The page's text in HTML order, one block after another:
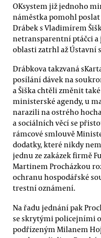
OKsystem již jednoho
náměstka pomohl
Drábek s Vladimírem
netransparentní ptáčci
oblasti zatrhl až Ústavní
Drábkova takzvaná
posílání dávek na
a Šiška chtěli změnit
ministerské agendy, u
narazili na ostrého
a sociálních věcí se
rámcové smlouvě
dodatky, které nikdy
jednu ze zakázek firmě
Martinem Procházkou
ochranu hospodářské
trestní oznámení.
Na řadu jednání pak
se skrytými policejními
podřízeným Milanem